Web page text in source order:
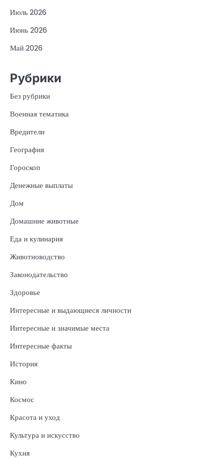
Июль 2026
Июнь 2026
Май 2026
Рубрики
Без рубрики
Военная тематика
Вредители
География
Гороскоп
Денежные выплаты
Дом
Домашние животные
Еда и кулинария
Животноводство
Законодательство
Здоровье
Интересные и выдающиеся личности
Интересные и значимые места
Интересные факты
История
Кино
Космос
Красота и уход
Культура и искусство
Кухня